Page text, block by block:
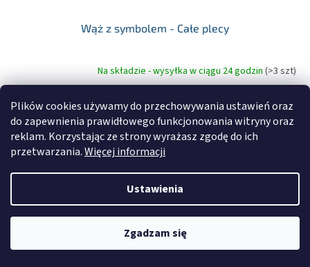
Plików cookies używamy do przechowywania ustawień oraz
do zapewnienia prawidłowego funkcjonowania witryny oraz
reklam. Korzystając ze strony wyrażasz zgodę do ich
przetwarzania.Więcej informacji
Ustawienia
Zgadzam się
Wąż z symbolem - Całe plecy
Na składzie - wysyłka w ciągu 24 godzin (>3 szt)
69,50 zł Do koszyka
Znaczenie tatuażu: Nie ma wątpliwości, że tatuaż węża symbolizuje
siłę. Wąż to potężny gad. Niektóre węże mają jad, inne są wręcz